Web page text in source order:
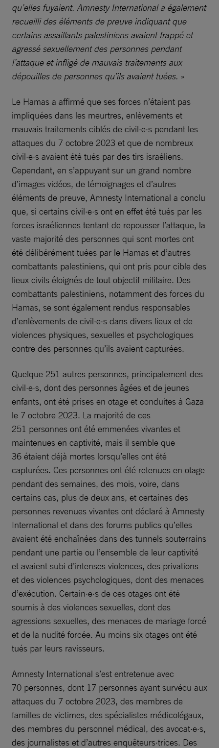
qu’elles fuyaient. Amnesty International a également
recueilli des éléments de preuve indiquant que
certains assaillants palestiniens avaient frappé et
agressé sexuellement des personnes pendant
l’attaque et infligé de mauvais traitements aux
dépouilles de personnes qu’ils avaient tuées. »
Le Hamas a affirmé que ses forces n’étaient pas
impliquées dans les meurtres, enlèvements et
mauvais traitements ciblés de civil·e·s pendant les
attaques du 7 octobre 2023 et que de nombreux
civil·e·s avaient été tués par des tirs israéliens.
Cependant, en s’appuyant sur un grand nombre
d’images vidéos, de témoignages et d’autres
éléments de preuve, Amnesty International a conclu
que, si certains civil·e·s ont en effet été tués par les
forces israéliennes tentant de repousser l’attaque, la
vaste majorité des personnes qui sont mortes ont
été délibérément tuées par le Hamas et d’autres
combattants palestiniens, qui ont pris pour cible des
lieux civils éloignés de tout objectif militaire. Des
combattants palestiniens, notamment des forces du
Hamas, se sont également rendus responsables
d’enlèvements de civil·e·s dans divers lieux et de
violences physiques, sexuelles et psychologiques
contre des personnes qu’ils avaient capturées.
Quelque 251 autres personnes, principalement des
civil·e·s, dont des personnes âgées et de jeunes
enfants, ont été prises en otage et conduites à Gaza
le 7 octobre 2023. La majorité de ces
251 personnes ont été emmenées vivantes et
maintenues en captivité, mais il semble que
36 étaient déjà mortes lorsqu’elles ont été
capturées. Ces personnes ont été retenues en otage
pendant des semaines, des mois, voire, dans
certains cas, plus de deux ans, et certaines des
personnes revenues vivantes ont déclaré à Amnesty
International et dans des forums publics qu’elles
avaient été enchaînées dans des tunnels souterrains
pendant une partie ou l’ensemble de leur captivité
et avaient subi d’intenses violences, des privations
et des violences psychologiques, dont des menaces
d’exécution. Certain·e·s de ces otages ont été
soumis à des violences sexuelles, dont des
agressions sexuelles, des menaces de mariage forcé
et de la nudité forcée. Au moins six otages ont été
tués par leurs ravisseurs.
Amnesty International s’est entretenue avec
70 personnes, dont 17 personnes ayant survécu aux
attaques du 7 octobre 2023, des membres de
familles de victimes, des spécialistes médicolégaux,
des membres du personnel médical, des avocat·e·s,
des journalistes et d’autres enquêteurs·trices. Des